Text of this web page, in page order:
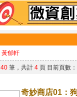
黃郁軒
40筆，共計 4頁 目前頁數
奇妙商店01：